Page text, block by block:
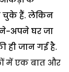
चुके हैं. लेकिन
अपने घर जा
ही जान गई है.
में एक बात और